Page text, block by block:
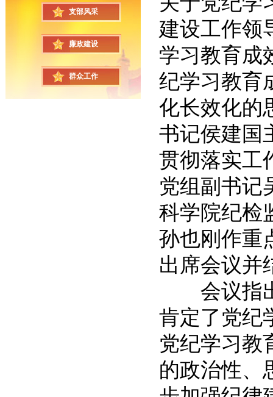
支部风采
廉政建设
群众工作
建设工作领
学习教育成
纪学习教育
化长效化的
书记侯建国
贯彻落实工
党组副书记
科学院纪检
孙也刚作重
出席会议并
会议指出
肯定了党纪
党纪学习教
的政治性、